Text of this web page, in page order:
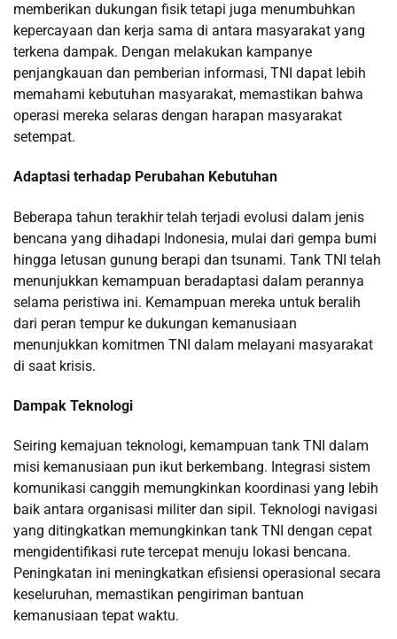
memberikan dukungan fisik tetapi juga menumbuhkan
kepercayaan dan kerja sama di antara masyarakat yang
terkena dampak. Dengan melakukan kampanye
penjangkauan dan pemberian informasi, TNI dapat lebih
memahami kebutuhan masyarakat, memastikan bahwa
operasi mereka selaras dengan harapan masyarakat
setempat.
Adaptasi terhadap Perubahan Kebutuhan
Beberapa tahun terakhir telah terjadi evolusi dalam jenis
bencana yang dihadapi Indonesia, mulai dari gempa bumi
hingga letusan gunung berapi dan tsunami. Tank TNI telah
menunjukkan kemampuan beradaptasi dalam perannya
selama peristiwa ini. Kemampuan mereka untuk beralih
dari peran tempur ke dukungan kemanusiaan
menunjukkan komitmen TNI dalam melayani masyarakat
di saat krisis.
Dampak Teknologi
Seiring kemajuan teknologi, kemampuan tank TNI dalam
misi kemanusiaan pun ikut berkembang. Integrasi sistem
komunikasi canggih memungkinkan koordinasi yang lebih
baik antara organisasi militer dan sipil. Teknologi navigasi
yang ditingkatkan memungkinkan tank TNI dengan cepat
mengidentifikasi rute tercepat menuju lokasi bencana.
Peningkatan ini meningkatkan efisiensi operasional secara
keseluruhan, memastikan pengiriman bantuan
kemanusiaan tepat waktu.